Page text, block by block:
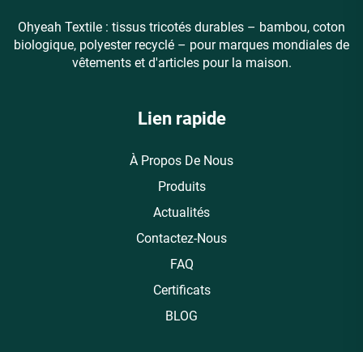
Ohyeah Textile : tissus tricotés durables – bambou, coton
biologique, polyester recyclé – pour marques mondiales de
vêtements et d'articles pour la maison.
Lien rapide
À Propos De Nous
Produits
Actualités
Contactez-Nous
FAQ
Certificats
BLOG